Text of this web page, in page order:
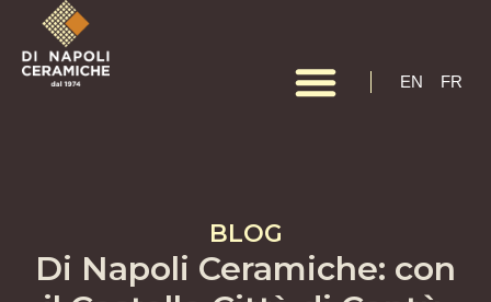
EN FR
BLOG
Di Napoli Ceramiche: con